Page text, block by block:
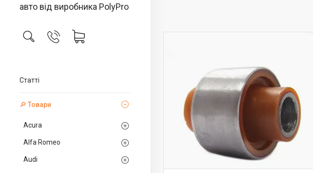
авто від виробника PolyPro
Статті
🔎 Товари
Acura
Alfa Romeo
Audi